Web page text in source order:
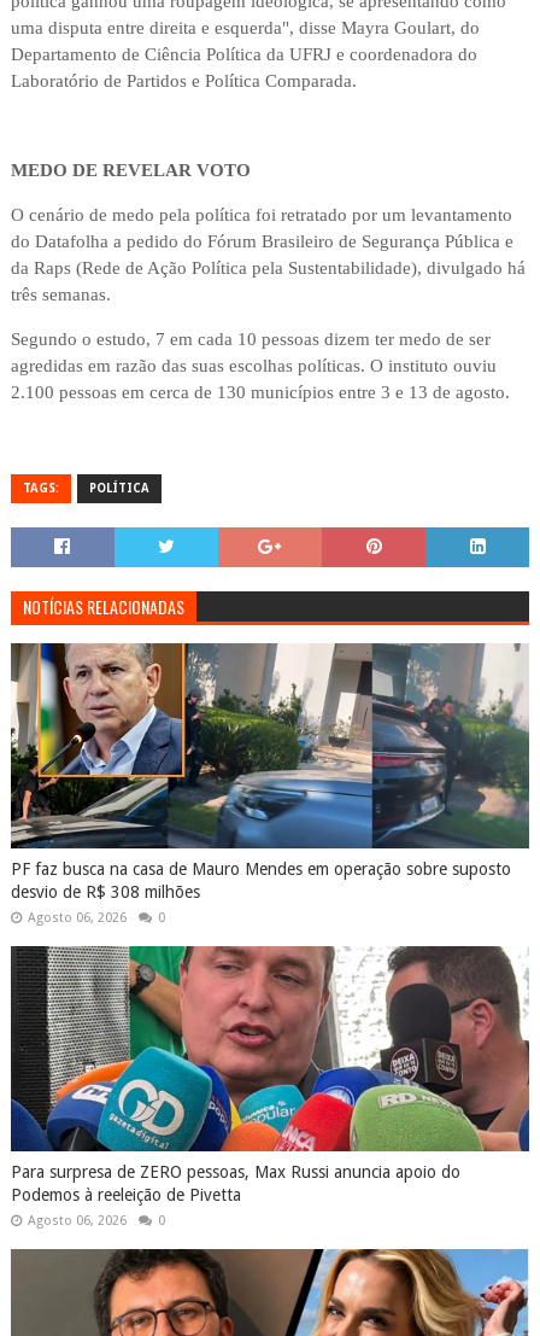
uma disputa entre direita e esquerda", disse Mayra Goulart, do
Departamento de Ciência Política da UFRJ e coordenadora do
Laboratório de Partidos e Política Comparada.
MEDO DE REVELAR VOTO
O cenário de medo pela política foi retratado por um levantamento
do Datafolha a pedido do Fórum Brasileiro de Segurança Pública e
da Raps (Rede de Ação Política pela Sustentabilidade), divulgado há
três semanas.
Segundo o estudo, 7 em cada 10 pessoas dizem ter medo de ser
agredidas em razão das suas escolhas políticas. O instituto ouviu
2.100 pessoas em cerca de 130 municípios entre 3 e 13 de agosto.
TAGS: POLÍTICA
NOTÍCIAS RELACIONADAS
PF faz busca na casa de Mauro Mendes em operação sobre suposto
desvio de R$ 308 milhões
Agosto 06, 2026 0
Para surpresa de ZERO pessoas, Max Russi anuncia apoio do
Podemos à reeleição de Pivetta
Agosto 06, 2026 0